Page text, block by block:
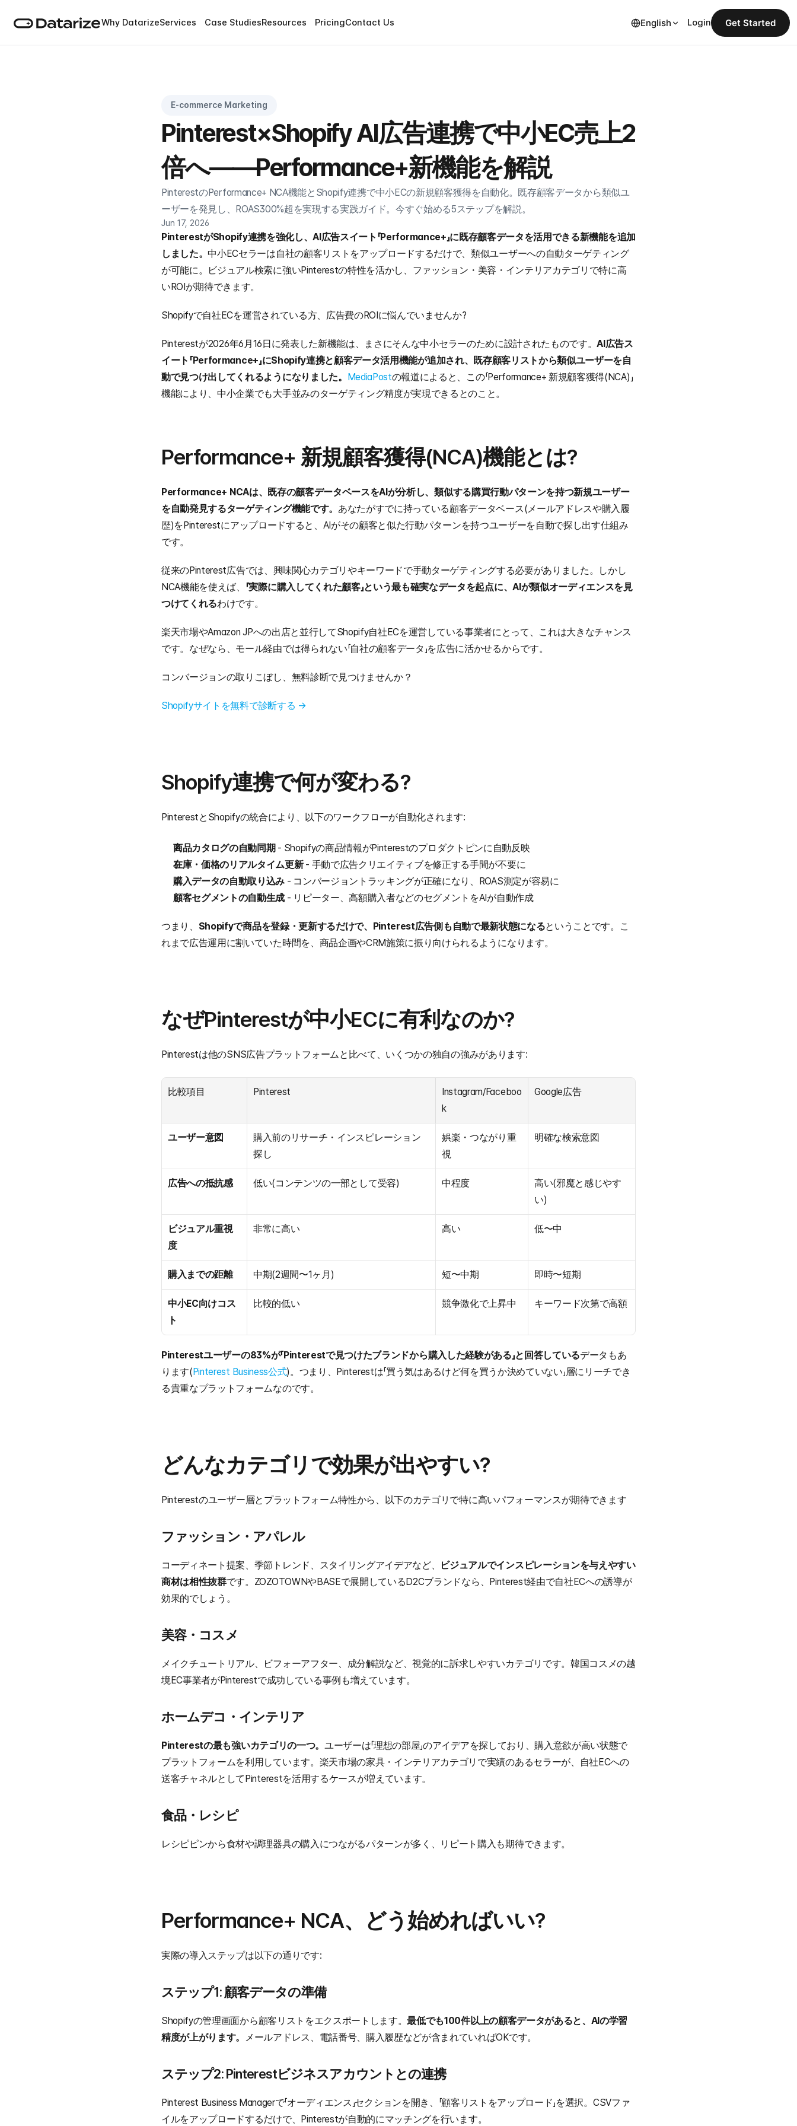
Why DatarizeServices Case StudiesResources PricingContact Us English Login Get Started
E-commerce Marketing
Pinterest×Shopify AI広告連携で中小EC売上2
倍へ――Performance+新機能を解説
PinterestのPerformance+ NCA機能とShopify連携で中小ECの新規顧客獲得を自動化。既存顧客データから類似ユ
ーザーを発見し、ROAS300%超を実現する実践ガイド。今すぐ始める5ステップを解説。
Jun 17, 2026
PinterestがShopify連携を強化し、AI広告スイート「Performance+」に既存顧客データを活用できる新機能を追加
しました。中小ECセラーは自社の顧客リストをアップロードするだけで、類似ユーザーへの自動ターゲティング
が可能に。ビジュアル検索に強いPinterestの特性を活かし、ファッション・美容・インテリアカテゴリで特に高
いROIが期待できます。
Shopifyで自社ECを運営されている方、広告費のROIに悩んでいませんか?
Pinterestが2026年6月16日に発表した新機能は、まさにそんな中小セラーのために設計されたものです。AI広告ス
イート「Performance+」にShopify連携と顧客データ活用機能が追加され、既存顧客リストから類似ユーザーを自
動で見つけ出してくれるようになりました。 MediaPostの報道によると、この「Performance+ 新規顧客獲得(NCA)」
機能により、中小企業でも大手並みのターゲティング精度が実現できるとのこと。
Performance+ 新規顧客獲得(NCA)機能とは?
Performance+ NCAは、既存の顧客データベースをAIが分析し、類似する購買行動パターンを持つ新規ユーザー
を自動発見するターゲティング機能です。 あなたがすでに持っている顧客データベース(メールアドレスや購入履
歴)をPinterestにアップロードすると、AIがその顧客と似た行動パターンを持つユーザーを自動で探し出す仕組み
です。
従来のPinterest広告では、興味関心カテゴリやキーワードで手動ターゲティングする必要がありました。しかし
NCA機能を使えば、 「実際に購入してくれた顧客」という最も確実なデータを起点に、AIが類似オーディエンスを見
つけてくれるわけです。
楽天市場やAmazon JPへの出店と並行してShopify自社ECを運営している事業者にとって、これは大きなチャンス
です。なぜなら、モール経由では得られない「自社の顧客データ」を広告に活かせるからです。
コンバージョンの取りこぼし、無料診断で見つけませんか？
Shopifyサイトを無料で診断する →
Shopify連携で何が変わる?
PinterestとShopifyの統合により、以下のワークフローが自動化されます:
商品カタログの自動同期 - Shopifyの商品情報がPinterestのプロダクトピンに自動反映
在庫・価格のリアルタイム更新 - 手動で広告クリエイティブを修正する手間が不要に
購入データの自動取り込み - コンバージョントラッキングが正確になり、ROAS測定が容易に
顧客セグメントの自動生成 - リピーター、高額購入者などのセグメントをAIが自動作成
つまり、 Shopifyで商品を登録・更新するだけで、Pinterest広告側も自動で最新状態になるということです。こ
れまで広告運用に割いていた時間を、商品企画やCRM施策に振り向けられるようになります。
なぜPinterestが中小ECに有利なのか?
Pinterestは他のSNS広告プラットフォームと比べて、いくつかの独自の強みがあります:
比較項目 Pinterest
Instagram/Faceboo
k
Google広告
ユーザー意図
購入前のリサーチ・インスピレーション
探し
娯楽・つながり重
視
明確な検索意図
広告への抵抗感 低い(コンテンツの一部として受容) 中程度
高い(邪魔と感じやす
い)
ビジュアル重視
度
非常に高い 高い 低〜中
購入までの距離 中期(2週間〜1ヶ月) 短〜中期 即時〜短期
中小EC向けコス
ト
比較的低い 競争激化で上昇中 キーワード次第で高額
Pinterestユーザーの83%が「Pinterestで見つけたブランドから購入した経験がある」と回答しているデータもあ
ります(Pinterest Business公式)。つまり、Pinterestは「買う気はあるけど何を買うか決めていない」層にリーチでき
る貴重なプラットフォームなのです。
どんなカテゴリで効果が出やすい?
Pinterestのユーザー層とプラットフォーム特性から、以下のカテゴリで特に高いパフォーマンスが期待できます
ファッション・アパレル
コーディネート提案、季節トレンド、スタイリングアイデアなど、
ビジュアルでインスピレーションを与えやすい
商材は相性抜群です。ZOZOTOWNやBASEで展開しているD2Cブランドなら、Pinterest経由で自社ECへの誘導が
効果的でしょう。
美容・コスメ
メイクチュートリアル、ビフォーアフター、成分解説など、視覚的に訴求しやすいカテゴリです。韓国コスメの越
境EC事業者がPinterestで成功している事例も増えています。
ホームデコ・インテリア
Pinterestの最も強いカテゴリの一つ。 ユーザーは「理想の部屋」のアイデアを探しており、購入意欲が高い状態で
プラットフォームを利用しています。楽天市場の家具・インテリアカテゴリで実績のあるセラーが、自社ECへの
送客チャネルとしてPinterestを活用するケースが増えています。
食品・レシピ
レシピピンから食材や調理器具の購入につながるパターンが多く、リピート購入も期待できます。
Performance+ NCA、どう始めればいい?
実際の導入ステップは以下の通りです:
ステップ1: 顧客データの準備
Shopifyの管理画面から顧客リストをエクスポートします。最低でも100件以上の顧客データがあると、AIの学習
精度が上がります。 メールアドレス、電話番号、購入履歴などが含まれていればOKです。
ステップ2: Pinterestビジネスアカウントとの連携
Pinterest Business Managerで「オーディエンス」セクションを開き、「顧客リストをアップロード」を選択。CSVファ
イルをアップロードするだけで、Pinterestが自動的にマッチングを行います。